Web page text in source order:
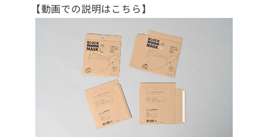
【動画での説明はこちら】